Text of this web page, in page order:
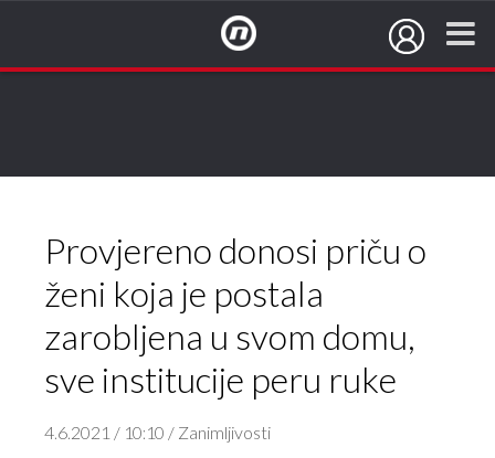
Provjereno donosi priču o
ženi koja je postala
zarobljena u svom domu,
sve institucije peru ruke
4.6.2021 / 10:10 / Zanimljivosti